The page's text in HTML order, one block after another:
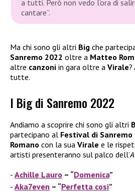
a tutti. Però non vedo l’ora di
cantare”.
Ma chi sono gli altri Big che
Sanremo 2022 oltre a Matteo
altre canzoni in gara oltre a Virale?
tutte.
I Big di Sanremo 2022
Andiamo a scoprire chi sono gli altri
partecipano al Festival di Sanremo
Romano con la sua Virale e le
artisti presenteranno sul palco dell’
Achille Lauro – “Domenica”
Aka7even – “Perfetta così”